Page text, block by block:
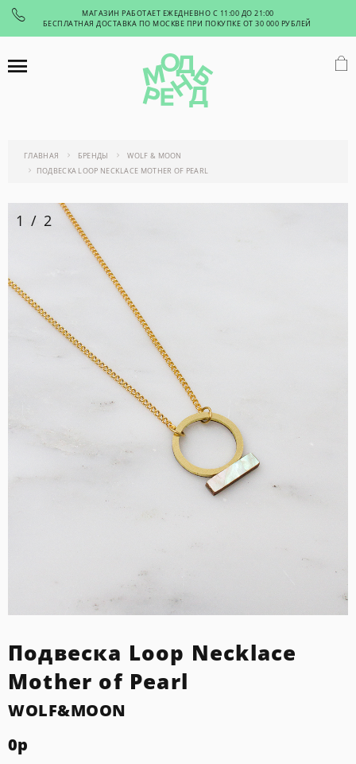
МАГАЗИН РАБОТАЕТ ЕЖЕДНЕВНО С 11:00 ДО 21:00
БЕСПЛАТНАЯ ДОСТАВКА ПО МОСКВЕ ПРИ ПОКУПКЕ ОТ 30 000 РУБЛЕЙ
ГЛАВНАЯ БРЕНДЫ
WOLF & MOON
ПОДВЕCКА LOOP NECKLACE MOTHER OF PEARL
1 / 2
Подвеcка Loop Necklace
Mother of Pearl
WOLF&MOON
0р